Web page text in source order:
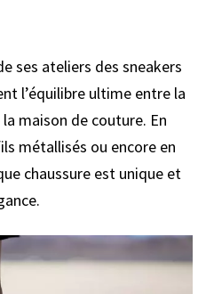
ses ateliers des sneakers
l’équilibre ultime entre la
maison de couture. En
métallisés ou encore en
chaussure est unique et